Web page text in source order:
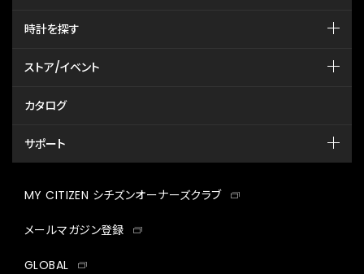
時計を探す
ストア/イベント
カタログ
サポート
MY CITIZEN シチズンオーナーズクラブ
メールマガジン登録
GLOBAL